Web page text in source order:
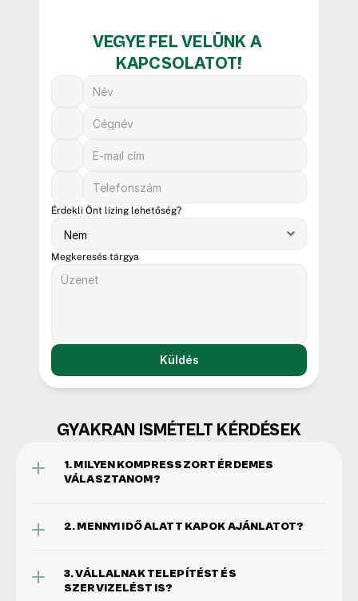
VEGYE FEL VELÜNK A
KAPCSOLATOT!
Érdekli Önt lízing lehetőség?
Megkeresés tárgya
Küldés
GYAKRAN ISMÉTELT KÉRDÉSEK
1. MILYEN KOMPRESSZORT ÉRDEMES
VÁLASZTANOM?
2. MENNYI IDŐ ALATT KAPOK AJÁNLATOT?
3. VÁLLALNAK TELEPÍTÉST ÉS
SZERVIZELÉST IS?